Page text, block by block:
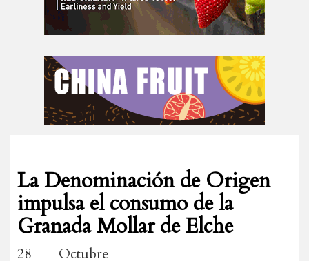
La Denominación de Origen
impulsa el consumo de la
Granada Mollar de Elche
28 Octubre